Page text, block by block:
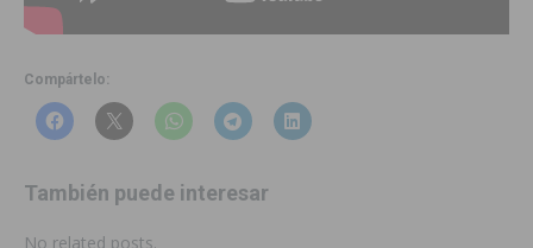
Compártelo:
También puede interesar
No related posts.